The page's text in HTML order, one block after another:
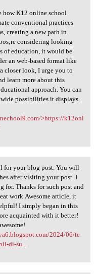
how K12 online school
conventional practices
creating a new path in
considering looking
of education, it would be
an web-based format like
closer look, I urge you to
learn more about this
approach. You can
possibilities it displays.
>https://k12onl
for
for your blog post. You will
after visiting your post. I
for. Thanks for such post and
work.Awesome article, it
I simply began in this
acquainted with it better!
2024/06/te
di-su...